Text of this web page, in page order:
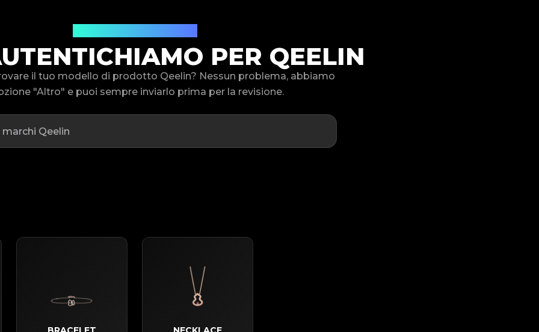
PER QEELIN
il tuo modello di prodotto Qeelin? Nessun problema, abbiamo
"Altro" e puoi sempre inviarlo prima per la revisione.